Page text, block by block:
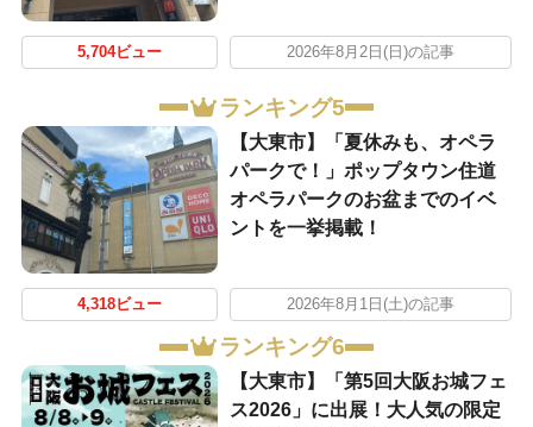
5,704ビュー 2026年8月2日(日)の記事
ランキング5
【大東市】「夏休みも、オペラ
パークで！」ポップタウン住道
オペラパークのお盆までのイベ
ントを一挙掲載！
4,318ビュー 2026年8月1日(土)の記事
ランキング6
【大東市】「第5回大阪お城フェ
ス2026」に出展！大人気の限定